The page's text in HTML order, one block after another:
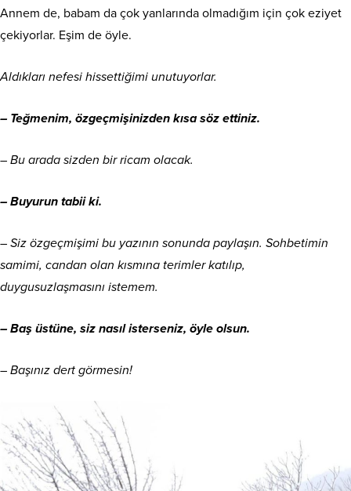
Annem de, babam da çok yanlarında olmadığım için çok eziyet
çekiyorlar. Eşim de öyle.
Aldıkları nefesi hissettiğimi unutuyorlar.
– Teğmenim, özgeçmişinizden kısa söz ettiniz.
– Bu arada sizden bir ricam olacak.
– Buyurun tabii ki.
– Siz özgeçmişimi bu yazının sonunda paylaşın. Sohbetimin
samimi, candan olan kısmına terimler katılıp,
duygusuzlaşmasını istemem.
– Baş üstüne, siz nasıl isterseniz, öyle olsun.
– Başınız dert görmesin!